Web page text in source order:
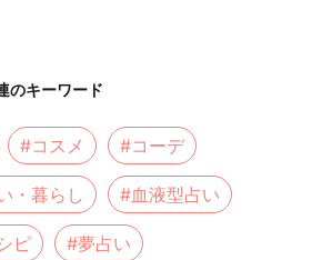
のキーワード
#コスメ #コーデ
・暮らし #血液型占い
ピ #夢占い